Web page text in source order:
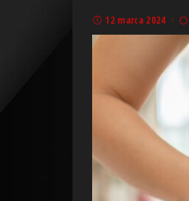
12 marca 2024